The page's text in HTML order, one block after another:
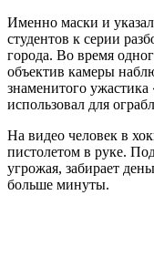
Именно маски и
студентов к серии
города. Во время
объектив камеры
знаменитого
использовал для
На видео человек в
пистолетом в руке.
угрожая, забирает
больше минуты.